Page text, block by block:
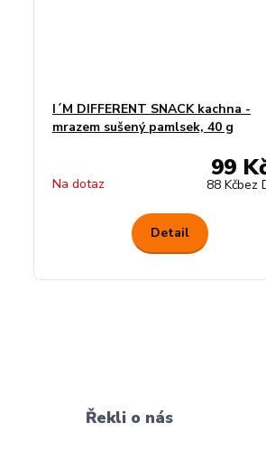
I´M DIFFERENT SNACK kachna -
mrazem sušený pamlsek, 40 g
99
88 Kčbez
Na dotaz
Detail
Řekli o nás